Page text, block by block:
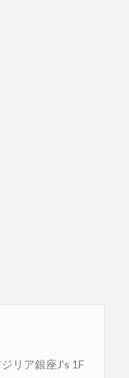
リア銀座J's 1F